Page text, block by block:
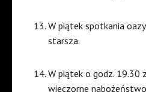
W piątek spotkania
starsza.
W piątek o godz. 19.30
wieczorne